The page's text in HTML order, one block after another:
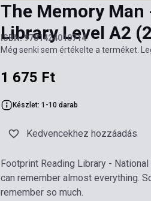
The Memory
Library Level A2
ISBN: 9781424010714
Még senki sem értékelte a terméket.
1 675 Ft
Készlet: 1-10 darab
Kedvencekhez hozzáadás
Footprint Reading Library -
can remember almost everything.
remember so much.